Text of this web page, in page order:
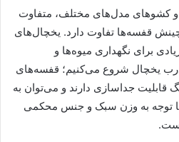
کشوهای مدل‌های مختلف، متفاوت
قفسه‌ها تفاوت دارد. یخچال‌های
برای نگهداری میوه‌ها و
یخچال شروع می‌کنیم؛ قفسه‌های
جداسازی دارند و می‌توان به
با توجه به وزن سبک و جنس محکمی